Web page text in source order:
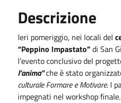
Descrizione
Ieri pomeriggio, nei locali del
“Peppino Impastato”di San
l’evento conclusivo del
l’anima”che è stato
culturale Formare e Motivare. I
impegnati nel workshop finale.